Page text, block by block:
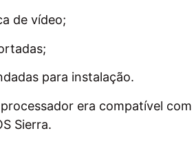
de vídeo;
para instalação.
era compatível
Sierra.